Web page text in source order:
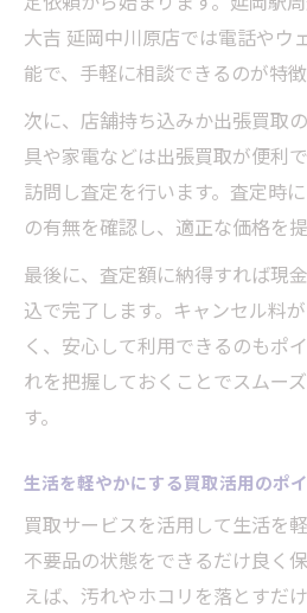
大吉 延岡中川原店では電話やウ
能で、手軽に相談できるのが特徴
次に、店舗持ち込みか出張買取
具や家電などは出張買取が便利
訪問し査定を行います。査定時
の有無を確認し、適正な価格を提
最後に、査定額に納得すれば現
込で完了します。キャンセル料
く、安心して利用できるのもポ
れを把握しておくことでスムー
す。
生活を軽やかにする買取活用のポ
買取サービスを活用して生活を
不要品の状態をできるだけ良く
えば、汚れやホコリを落とすだ